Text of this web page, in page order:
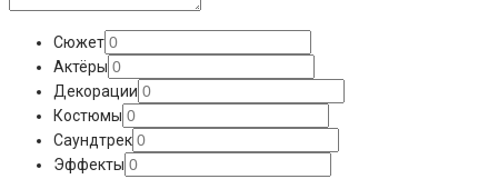
Сюжет
Актёры
Декорации
Костюмы
Саундтрек
Эффекты